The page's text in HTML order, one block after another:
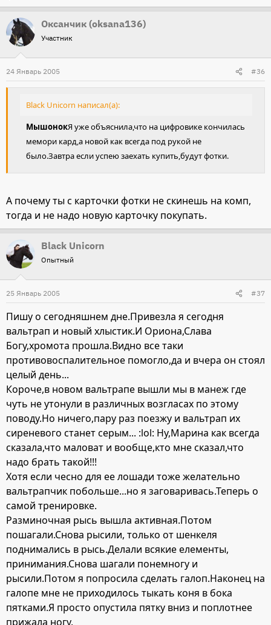
Оксанчик (oksana136)
Участник
24 Январь 2005 #36
Black Unicorn написал(а):
МышонокЯ уже объяснила,что на цифровике кончилась
мемори кард,а новой как всегда под рукой не
было.Завтра если успею заехать купить,будут фотки.
А почему ты с карточки фотки не скинешь на комп,
тогда и не надо новую карточку покупать.
Black Unicorn
Опытный
25 Январь 2005 #37
Пишу о сегодняшнем дне.Привезла я сегодня
вальтрап и новый хлыстик.И Ориона,Слава
Богу,хромота прошла.Видно все таки
противовоспалительное помогло,да и вчера он стоял
целый день...
Короче,в новом вальтрапе вышли мы в манеж где
чуть не утонули в различных возгласах по этому
поводу.Но ничего,пару раз поезжу и вальтрап их
сиреневого станет серым... :lol: Ну,Марина как всегда
сказала,что маловат и вообще,кто мне сказал,что
надо брать такой!!!
Хотя если чесно для ее лошади тоже желательно
вальтрапчик побольше...но я заговаривась.Теперь о
самой тренировке.
Разминочная рысь вышла активная.Потом
пошагали.Снова рысили, только от шенкеля
поднимались в рысь.Делали всякие елементы,
принимания.Снова шагали понемногу и
рысили.Потом я попросила сделать галоп.Наконец на
галопе мне не приходилось тыкать коня в бока
пятками.Я просто опустила пятку вниз и поплотнее
прижала ногу.